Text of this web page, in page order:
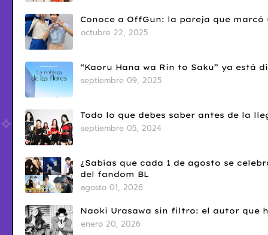
Conoce a OffGun: la pareja que
octubre 22, 2025
“Kaoru Hana wa Rin to Saku” ya está
septiembre 09, 2025
Todo lo que debes saber antes de la
septiembre 05, 2024
¿Sabías que cada 1 de agosto se
del fandom BL
agosto 01, 2026
Naoki Urasawa sin filtro: el autor que
enero 20, 2026